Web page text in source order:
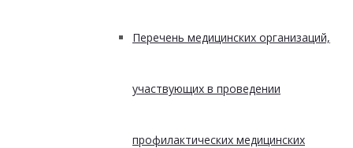
Перечень медицинских организаций,
участвующих в проведении
профилактических медицинских